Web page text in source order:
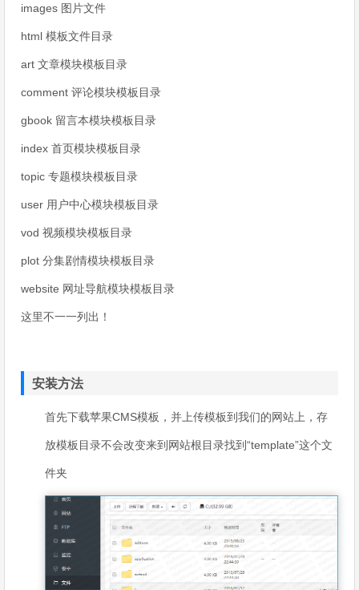
images 图片文件
html 模板文件目录
art 文章模块模板目录
comment 评论模块模板目录
gbook 留言本模块模板目录
index 首页模块模板目录
topic 专题模块模板目录
user 用户中心模块模板目录
vod 视频模块模板目录
plot 分集剧情模块模板目录
website 网址导航模块模板目录
这里不一一列出！
安装方法
首先下载苹果CMS模板，并上传模板到我们的网站上，存
放模板目录不会改变来到网站根目录找到“template”这个文
件夹